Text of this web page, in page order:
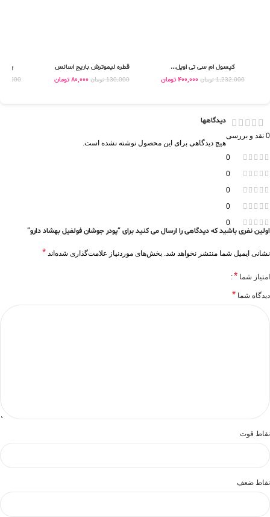
کپسول ام سی تی اویل...
1,232,000 تومان 400,000 تومان
قطره لیموترش باریج اسانس
130,000 تومان 80,000 تومان
پودر
0 نقد و بررسی
0
0
0
0
0
دیدگاهها
هیچ دیدگاهی برای این محصول نوشته نشده است.
اولین نفری باشید که دیدگاهی را ارسال می کنید برای “پودر جوشان فولفیل بهشاد دارو”
نشانی ایمیل شما منتشر نخواهد شد. بخش‌های موردنیاز علامت‌گذاری شده‌اند *
امتیاز شما *
دیدگاه شما *
نقاط قوت
نقاط ضعف